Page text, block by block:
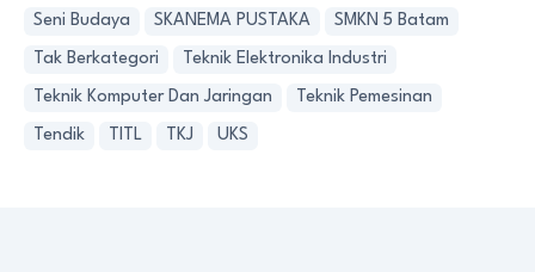
Seni Budaya SKANEMA PUSTAKA SMKN 5 Batam
Tak Berkategori Teknik Elektronika Industri
Teknik Komputer Dan Jaringan Teknik Pemesinan
Tendik TITL TKJ UKS